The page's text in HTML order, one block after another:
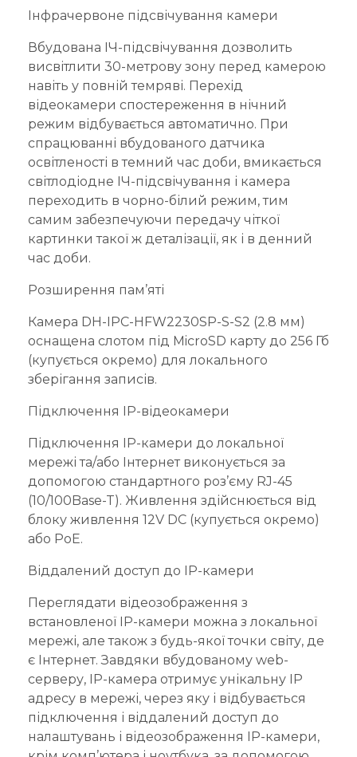
Інфрачервоне підсвічування камери
Вбудована ІЧ-підсвічування дозволить
висвітлити 30-метрову зону перед камерою
навіть у повній темряві. Перехід
відеокамери спостереження в нічний
режим відбувається автоматично. При
спрацюванні вбудованого датчика
освітленості в темний час доби, вмикається
світлодіодне ІЧ-підсвічування і камера
переходить в чорно-білий режим, тим
самим забезпечуючи передачу чіткої
картинки такої ж деталізації, як і в денний
час доби.
Розширення пам’яті
Камера DH-IPC-HFW2230SP-S-S2 (2.8 мм)
оснащена слотом під MicroSD карту до 256 Гб
(купується окремо) для локального
зберігання записів.
Підключення IP-відеокамери
Підключення IP-камери до локальної
мережі та/або Інтернет виконується за
допомогою стандартного роз’єму RJ-45
(10/100Base-T). Живлення здійснюється від
блоку живлення 12V DC (купується окремо)
або PoE.
Віддалений доступ до IP-камери
Переглядати відеозображення з
встановленої IP-камери можна з локальної
мережі, але також з будь-якої точки світу, де
є Інтернет. Завдяки вбудованому web-
серверу, IP-камера отримує унікальну IP
адресу в мережі, через яку і відбувається
підключення і віддалений доступ до
налаштувань і відеозображення IP-камери,